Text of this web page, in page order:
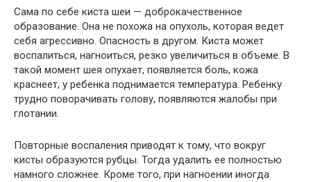
Сама по себе киста шеи — доброкачественное
образование. Она не похожа на опухоль, которая ведет
себя агрессивно. Опасность в другом. Киста может
воспалиться, нагноиться, резко увеличиться в объеме. В
такой момент шея опухает, появляется боль, кожа
краснеет, у ребенка поднимается температура. Ребенку
трудно поворачивать голову, появляются жалобы при
глотании.
Повторные воспаления приводят к тому, что вокруг
кисты образуются рубцы. Тогда удалить ее полностью
намного сложнее. Кроме того, при нагноении иногда